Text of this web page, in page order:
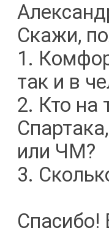
Скажи,
1.
так и в
2. Кто на
или ЧМ?
3.
Спасибо!